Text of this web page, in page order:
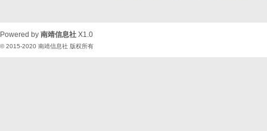
Powered by 南靖信息社 X1.0
© 2015-2020 南靖信息社 版权所有